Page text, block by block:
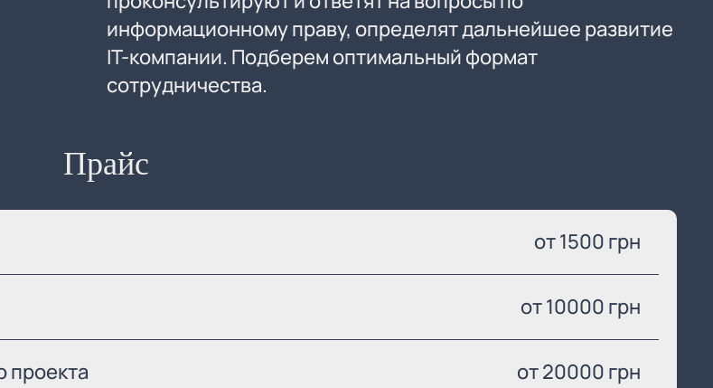
информационному праву, определят дальнейшее развитие
IT-компании. Подберем оптимальный формат
сотрудничества.
Прайс
от 1500 грн
от 10000 грн
проекта от 20000 грн